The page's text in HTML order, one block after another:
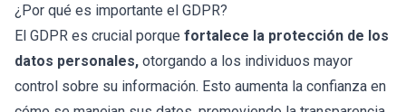
¿Por qué es importante el GDPR?
El GDPR es crucial porque fortalece la protección de los
datos personales, otorgando a los individuos mayor
control sobre su información. Esto aumenta la confianza en